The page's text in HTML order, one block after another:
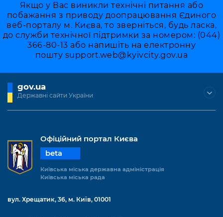
Якщо у Вас виникли технічні питання або
побажання з приводу доопрацювання Єдиного
веб-порталу м. Києва, то зверніться, будь ласка,
до служби технічної підтримки за номером: (044)
366-80-13 або напишіть на електронну
пошту support.web@kyivcity.gov.ua
gov.ua
Державні сайти України
Офіційний портал Києва
beta
Київська міська державна адміністрація
Київська міська рада
вул. Хрещатик, 36, м. Київ, 01001